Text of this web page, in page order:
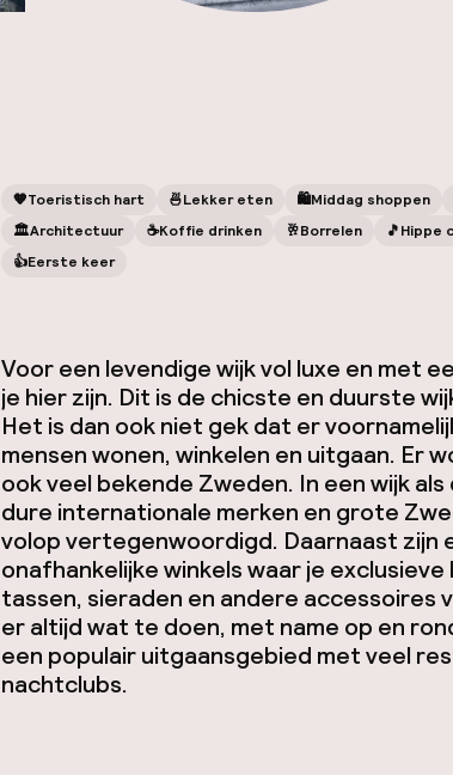
🧡Toeristisch hart 🍜Lekker eten 🛍Middag shoppen
🏛️Architectuur ☕️Koffie drinken 🥂Borrelen 🎵Hippe
👍Eerste keer
Voor een levendige wijk vol luxe en met
je hier zijn. Dit is de chicste en duurste
Het is dan ook niet gek dat er
mensen wonen, winkelen en uitgaan. Er
ook veel bekende Zweden. In een wijk
dure internationale merken en grote
volop vertegenwoordigd. Daarnaast zijn
onafhankelijke winkels waar je exclusieve
tassen, sieraden en andere accessoires
er altijd wat te doen, met name op en
een populair uitgaansgebied met veel
nachtclubs.